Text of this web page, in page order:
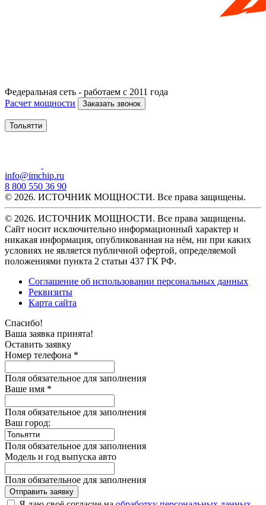
Федеральная сеть - работаем с 2011 года
Расчет мощности
Заказать звонок
Тольятти
info@imchip.ru
8 800 550 36 90
© 2026. ИСТОЧНИК МОЩНОСТИ. Все права защищены.
© 2026. ИСТОЧНИК МОЩНОСТИ. Все права защищены.
Сайт носит исключительно информационный характер и
никакая информация, опубликованная на нём, ни при каких
условиях не является публичной офертой, определяемой
положениями пункта 2 статьи 437 ГК РФ.
Соглашение об использовании персональных данных
Реквизиты
Карта сайта
Спасибо!
Ваша заявка принята!
Оставить заявку
Номер телефона *
Поля обязательное для заполнения
Ваше имя *
Поля обязательное для заполнения
Ваш город:
Поля обязательное для заполнения
Модель и год выпуска авто
Поля обязательное для заполнения
Отправить заявку